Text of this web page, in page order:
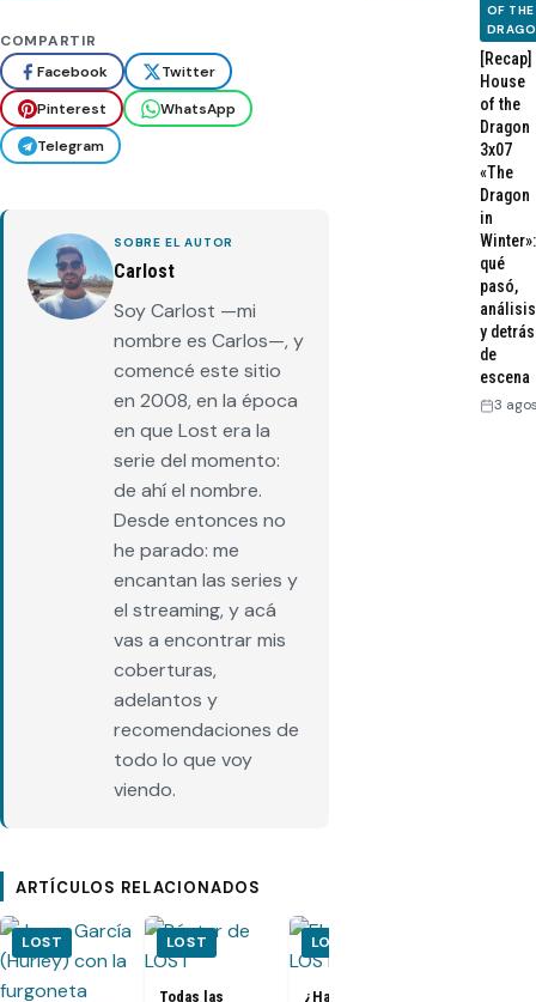
COMPARTIR
Facebook
Twitter
Pinterest
WhatsApp
Telegram
SOBRE EL AUTOR
Carlost
Soy Carlost —mi
nombre es Carlos—, y
comencé este sitio
en 2008, en la época
en que Lost era la
serie del momento:
de ahí el nombre.
Desde entonces no
he parado: me
encantan las series y
el streaming, y acá
vas a encontrar mis
coberturas,
adelantos y
recomendaciones de
todo lo que voy
viendo.
ARTÍCULOS RELACIONADOS
LOST LOST
Todas las
LOST
¿Habrá un
OF THE
[Recap]
House
of the
Dragon
3x07
«The
Dragon
in
Winter»:
qué
pasó,
análisis
y detrás
de
escena
3